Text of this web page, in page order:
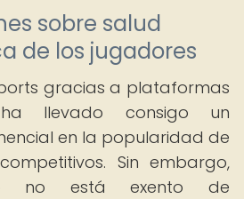
sobre salud
de los jugadores
gracias a plataformas
llevado consigo un
en la popularidad de
Sin embargo,
no está exento de